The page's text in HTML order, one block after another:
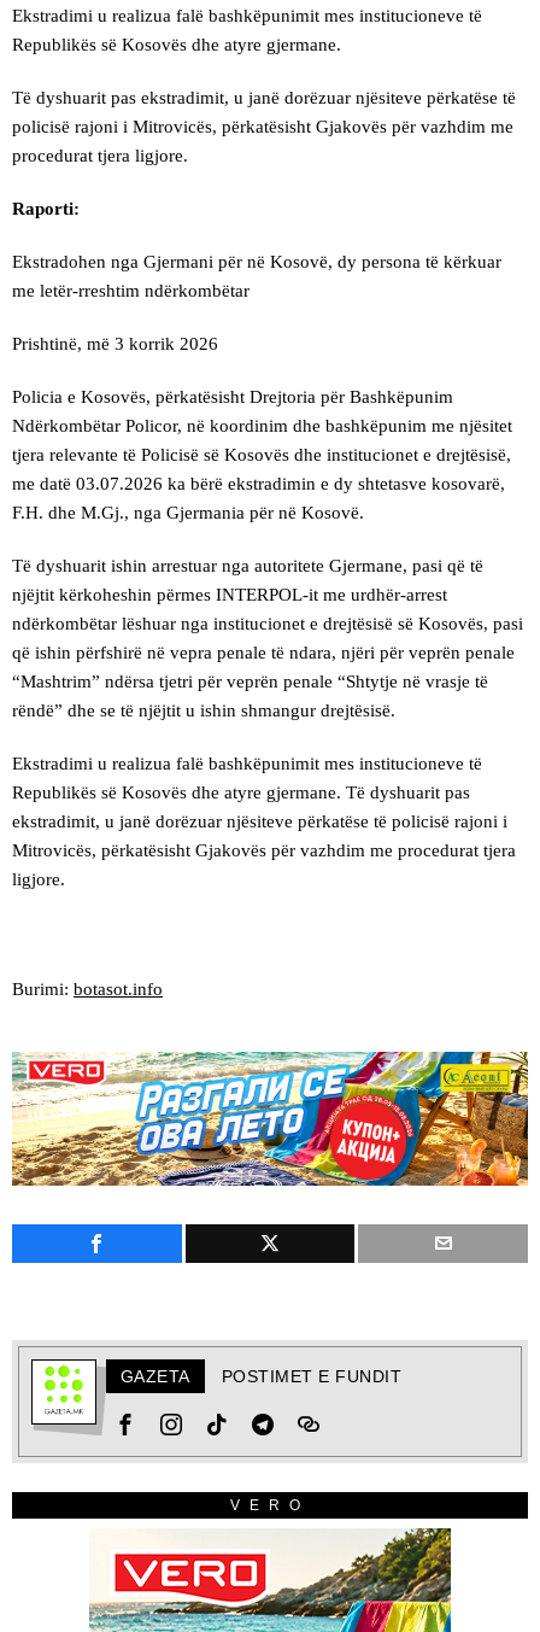
Ekstradimi u realizua falë bashkëpunimit mes institucioneve të
Republikës së Kosovës dhe atyre gjermane.
Të dyshuarit pas ekstradimit, u janë dorëzuar njësiteve përkatëse të
policisë rajoni i Mitrovicës, përkatësisht Gjakovës për vazhdim me
procedurat tjera ligjore.
Raporti:
Ekstradohen nga Gjermani për në Kosovë, dy persona të kërkuar
me letër-rreshtim ndërkombëtar
Prishtinë, më 3 korrik 2026
Policia e Kosovës, përkatësisht Drejtoria për Bashkëpunim
Ndërkombëtar Policor, në koordinim dhe bashkëpunim me njësitet
tjera relevante të Policisë së Kosovës dhe institucionet e drejtësisë,
me datë 03.07.2026 ka bërë ekstradimin e dy shtetasve kosovarë,
F.H. dhe M.Gj., nga Gjermania për në Kosovë.
Të dyshuarit ishin arrestuar nga autoritete Gjermane, pasi që të
njëjtit kërkoheshin përmes INTERPOL-it me urdhër-arrest
ndërkombëtar lëshuar nga institucionet e drejtësisë së Kosovës, pasi
që ishin përfshirë në vepra penale të ndara, njëri për veprën penale
“Mashtrim” ndërsa tjetri për veprën penale “Shtytje në vrasje të
rëndë” dhe se të njëjtit u ishin shmangur drejtësisë.
Ekstradimi u realizua falë bashkëpunimit mes institucioneve të
Republikës së Kosovës dhe atyre gjermane. Të dyshuarit pas
ekstradimit, u janë dorëzuar njësiteve përkatëse të policisë rajoni i
Mitrovicës, përkatësisht Gjakovës për vazhdim me procedurat tjera
ligjore.
Burimi: botasot.info
GAZETA POSTIMET E FUNDIT
VERO